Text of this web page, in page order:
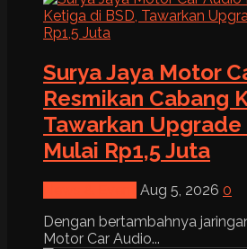
Surya Jaya Motor
Resmikan Cabang
Tawarkan
Mulai Rp1,5 Juta
Aug 5, 2026 0
Dengan bertambahnya
Motor Car Audio...